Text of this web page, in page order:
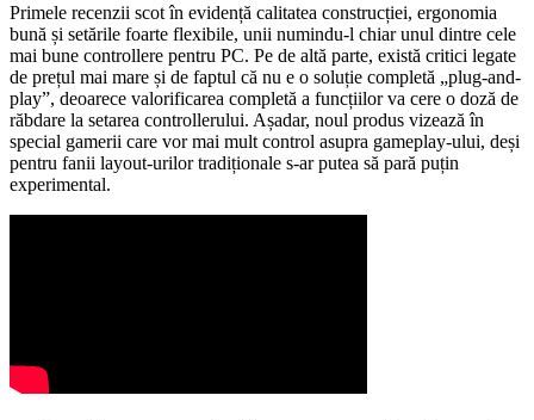
Primele recenzii scot în evidență calitatea construcției, ergonomia
bună și setările foarte flexibile, unii numindu-l chiar unul dintre cele
mai bune controllere pentru PC. Pe de altă parte, există critici legate
de prețul mai mare și de faptul că nu e o soluție completă „plug-and-
play”, deoarece valorificarea completă a funcțiilor va cere o doză de
răbdare la setarea controllerului. Așadar, noul produs vizează în
special gamerii care vor mai mult control asupra gameplay-ului, deși
pentru fanii layout-urilor tradiționale s-ar putea să pară puțin
experimental.